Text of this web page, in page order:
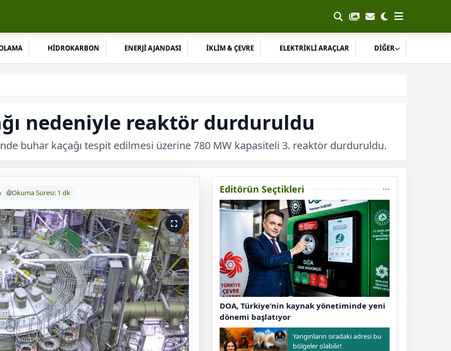
HİDROKARBON ENERJİ AJANDASI İKLİM & ÇEVRE ELEKTRİKLİ ARAÇLAR DİĞER
nedeniyle reaktör durduruldu
buhar kaçağı tespit edilmesi üzerine 780 MW kapasiteli 3. reaktör durduruldu.
Okuma Süresi: 1 dk Editörün Seçtikleri
DOA, Türkiye’nin kaynak yönetiminde yeni
dönemi başlatıyor
Yangınların sıradaki adresi bu
bölgeler olabilir!